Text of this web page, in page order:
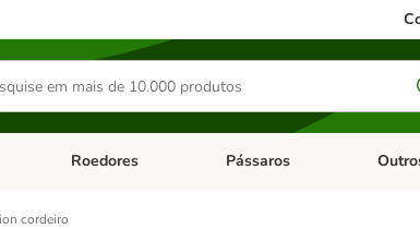
Dieta Vet.Abrir menu de categoria: Antiparasitários
Roedores Abrir menu de categoria:
Pássaros Abrir
cordeiro